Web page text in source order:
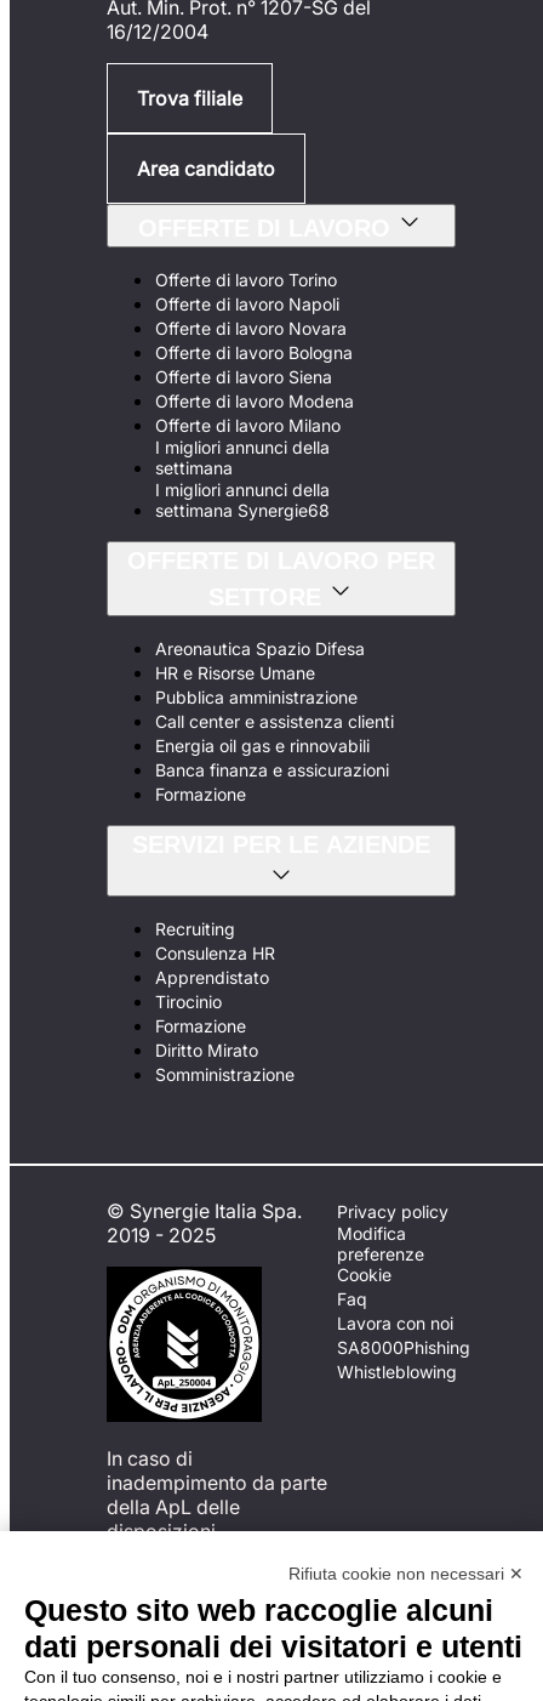
Aut. Min. Prot. n° 1207-SG del
16/12/2004
Trova filiale
Area candidato
Offerte di lavoro Torino
Offerte di lavoro Napoli
Offerte di lavoro Novara
Offerte di lavoro Bologna
Offerte di lavoro Siena
Offerte di lavoro Modena
Offerte di lavoro Milano
I migliori annunci della
settimana
I migliori annunci della
settimana Synergie68
Areonautica Spazio Difesa
HR e Risorse Umane
Pubblica amministrazione
Call center e assistenza clienti
Energia oil gas e rinnovabili
Banca finanza e assicurazioni
Formazione
Recruiting
Consulenza HR
Apprendistato
Tirocinio
Formazione
Diritto Mirato
Somministrazione
© Synergie Italia Spa.
2019 - 2025
In caso di
inadempimento da parte
della ApL delle
disposizioni
possibile presentare un
reclamo
all’Organismo di
Monitoraggio utilizzando
una delle modalità
Privacy policy
Modifica
preferenze
Cookie
Faq
Lavora con noi
SA8000Phishing
Whistleblowing
Rifiuta cookie non necessari ✕
Questo sito web raccoglie alcuni
dati personali dei visitatori e utenti
Con il tuo consenso, noi e i nostri partner utilizziamo i cookie e